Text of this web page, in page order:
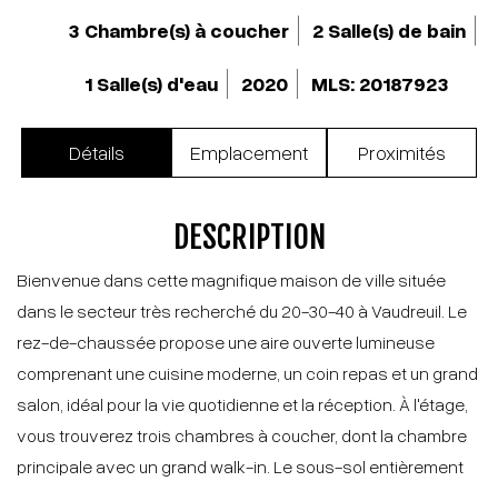
3 Chambre(s) à coucher
2 Salle(s) de bain
1 Salle(s) d'eau
2020 MLS: 20187923
Détails Emplacement Proximités
DESCRIPTION
Bienvenue dans cette magnifique maison de ville située
dans le secteur très recherché du 20-30-40 à Vaudreuil. Le
rez-de-chaussée propose une aire ouverte lumineuse
comprenant une cuisine moderne, un coin repas et un grand
salon, idéal pour la vie quotidienne et la réception. À l'étage,
vous trouverez trois chambres à coucher, dont la chambre
principale avec un grand walk-in. Le sous-sol entièrement